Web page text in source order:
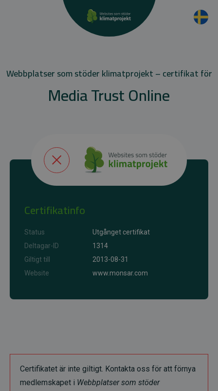
Webbplatser som stöder klimatprojekt – certifikat för
Media Trust Online
Certifikatinfo
Status
Utgånget certifikat
Deltagar-ID
1314
Giltigt till
2013-08-31
Website
www.monsar.com
Certifikatet är inte giltigt. Kontakta oss för att förnya
medlemskapet i Webbplatser som stöder